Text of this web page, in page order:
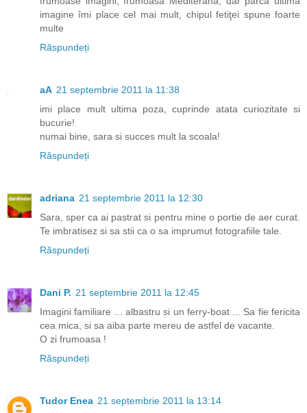
imagine îmi place cel mai mult, chipul fetiţei spune foarte
multe
Răspundeți
aA 21 septembrie 2011 la 11:38
imi place mult ultima poza, cuprinde atata curiozitate si
bucurie!
numai bine, sara si succes mult la scoala!
Răspundeți
adriana 21 septembrie 2011 la 12:30
Sara, sper ca ai pastrat si pentru mine o portie de aer curat.
Te imbratisez si sa stii ca o sa imprumut fotografiile tale.
Răspundeți
Dani P. 21 septembrie 2011 la 12:45
Imagini familiare ... albastru si un ferry-boat ... Sa fie fericita
cea mica, si sa aiba parte mereu de astfel de vacante.
O zi frumoasa !
Răspundeți
Tudor Enea 21 septembrie 2011 la 13:14